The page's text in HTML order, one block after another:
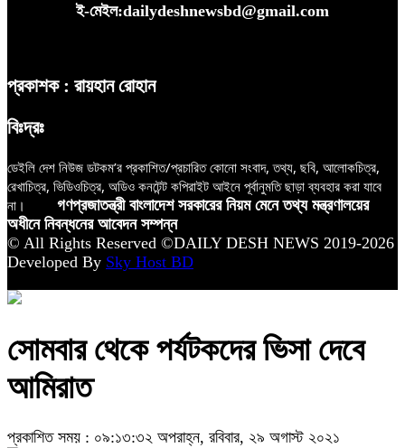
ই-মেইল:dailydeshnewsbd@gmail.com
প্রকাশক : রায়হান রোহান
বিঃদ্রঃ
ডেইলি দেশ নিউজ ডটকম’র প্রকাশিত/প্রচারিত কোনো সংবাদ, তথ্য, ছবি, আলোকচিত্র,
রেখাচিত্র, ভিডিওচিত্র, অডিও কনটেন্ট কপিরাইট আইনে পূর্বানুমতি ছাড়া ব্যবহার করা যাবে
না।
গণপ্রজাতন্ত্রী বাংলাদেশ সরকারের নিয়ম মেনে তথ্য মন্ত্রণালয়ের
অধীনে নিবন্ধনের আবেদন সম্পন্ন
© All Rights Reserved ©DAILY DESH NEWS 2019-2026
Developed By Sky Host BD
সোমবার থেকে পর্যটকদের ভিসা দেবে
আমিরাত
প্রকাশিত সময় : ০৯:১৩:৩২ অপরাহ্ন, রবিবার, ২৯ অগাস্ট ২০২১